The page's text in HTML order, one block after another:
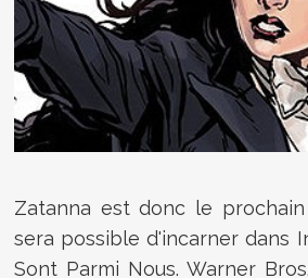
Zatanna est donc le
sera possible d'incarner dans
Sont Parmi Nous. Warner